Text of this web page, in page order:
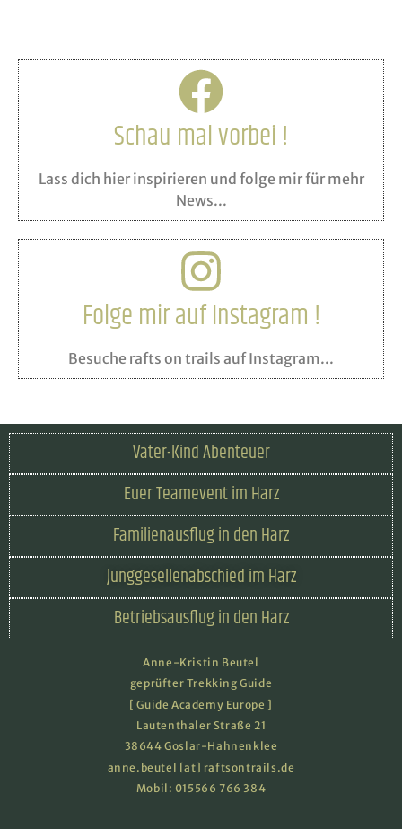
Schau mal vorbei !
Lass dich hier inspirieren und folge mir für mehr
News...
Folge mir auf Instagram !
Besuche rafts on trails auf Instagram...
Vater-Kind Abenteuer
Euer Teamevent im Harz
Familienausflug in den Harz
Junggesellenabschied im Harz
Betriebsausflug in den Harz
Anne-Kristin Beutel
geprüfter Trekking Guide
[ Guide Academy Europe ]
Lautenthaler Straße 21
38644 Goslar-Hahnenklee
anne.beutel [at] raftsontrails.de
Mobil: 015566 766 384